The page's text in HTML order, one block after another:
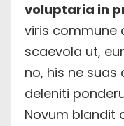
voluptaria in
viris commune
scaevola ut,
no, his ne
deleniti
Novum blandit